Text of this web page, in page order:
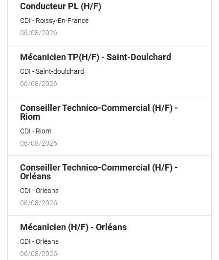
Conducteur PL (H/F)(Nouvelle
CDI
Roissy-En-France
06/08/2026
Mécanicien TP(H/F) - Saint-Doulchard(Nouvelle
CDI
Saint-doulchard
06/08/2026
Conseiller Technico-Commercial (H/F) -
Riom
CDI
Riom
06/08/2026
Conseiller Technico-Commercial (H/F) -
Orléans(Nouvelle
CDI
Orléans
06/08/2026
Mécanicien (H/F) - Orléans(Nouvelle
CDI
Orléans
06/08/2026